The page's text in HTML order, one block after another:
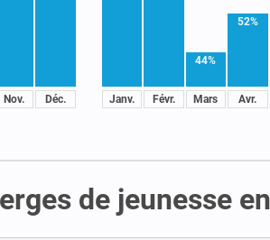
Nov. Déc. Janv. Févr.
44%
Mars
52%
Avr.
de jeunesse